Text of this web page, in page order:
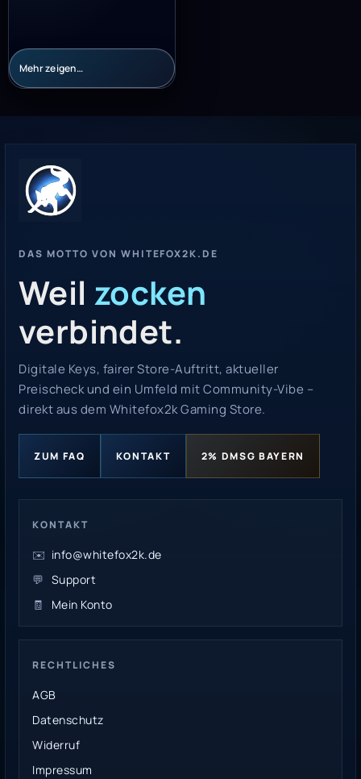
Mehr zeigen…
DAS MOTTO VON WHITEFOX2K.DE
Weil zocken
verbindet.
Digitale Keys, fairer Store-Auftritt, aktueller
Preischeck und ein Umfeld mit Community-Vibe –
direkt aus dem Whitefox2k Gaming Store.
ZUM FAQ KONTAKT 2% DMSG BAYERN
KONTAKT
✉️ info@whitefox2k.de
💬 Support
🧾
Mein Konto
RECHTLICHES
AGB
Datenschutz
Widerruf
Impressum